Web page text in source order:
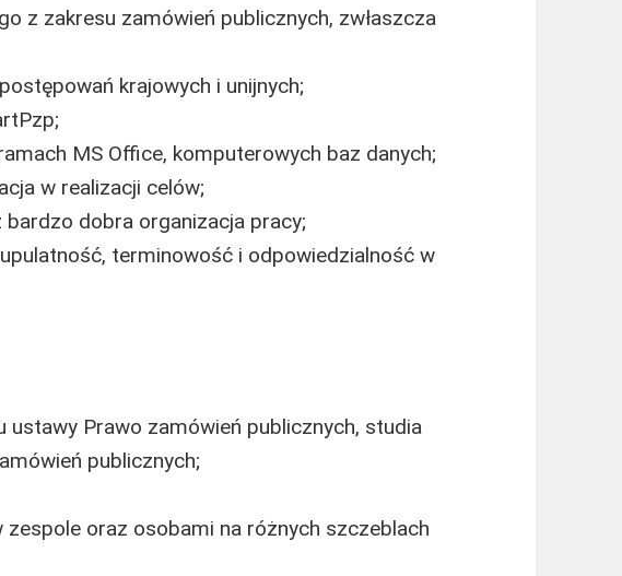
z zakresu zamówień publicznych, zwłaszcza
krajowych i unijnych;
MS Office, komputerowych baz danych;
w realizacji celów;
dobra organizacja pracy;
terminowość i odpowiedzialność w
ustawy Prawo zamówień publicznych, studia
publicznych;
zespole oraz osobami na różnych szczeblach